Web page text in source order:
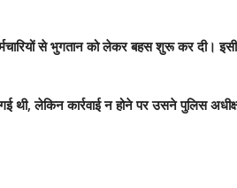
से भुगतान को लेकर बहस शुरू कर दी।
थी, लेकिन कार्रवाई न होने पर उसने पुलिस